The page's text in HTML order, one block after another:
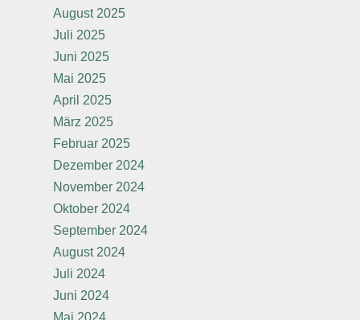
August 2025
Juli 2025
Juni 2025
Mai 2025
April 2025
März 2025
Februar 2025
Dezember 2024
November 2024
Oktober 2024
September 2024
August 2024
Juli 2024
Juni 2024
Mai 2024